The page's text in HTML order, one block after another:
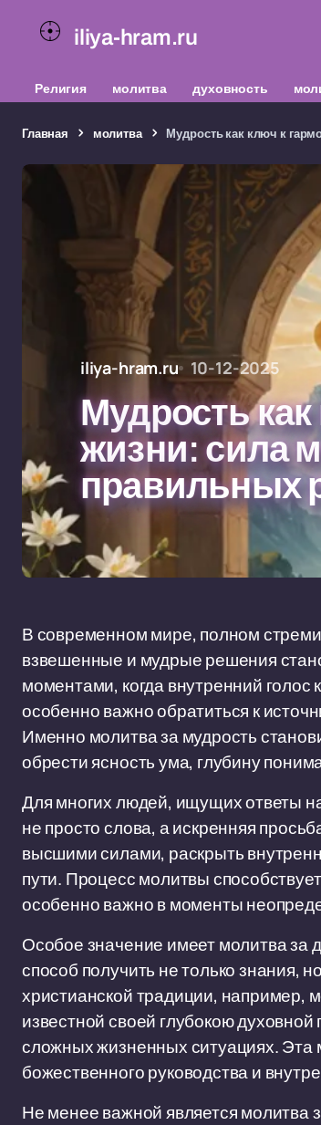
iliya-hram.ru
Религия молитва духовность
Главная молитва Мудрость как ключ к
iliya-hram.ru 10-12-2025
Мудрость
жизни: сила
правильных
В современном мире, полном
взвешенные и мудрые решения
моментами, когда внутренний
особенно важно обратиться к
Именно молитва за мудрость
обрести ясность ума, глубину
Для многих людей, ищущих ответы
не просто слова, а искренняя
высшими силами, раскрыть
пути. Процесс молитвы
особенно важно в моменты
Особое значение имеет молитва за
способ получить не только знания,
христианской традиции, например,
известной своей глубокою
сложных жизненных ситуациях. Эта
божественного руководства и
Не менее важной является молитва